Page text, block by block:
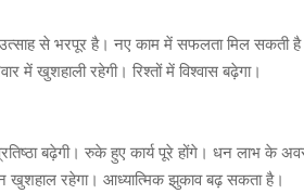
से भरपूर है। नए काम में सफलता मिल सकती है।
में खुशहाली रहेगी। रिश्तों में विश्वास बढ़ेगा।
बढ़ेगी। रुके हुए कार्य पूरे होंगे। धन लाभ के
खुशहाल रहेगा। आध्यात्मिक झुकाव बढ़ सकता है।